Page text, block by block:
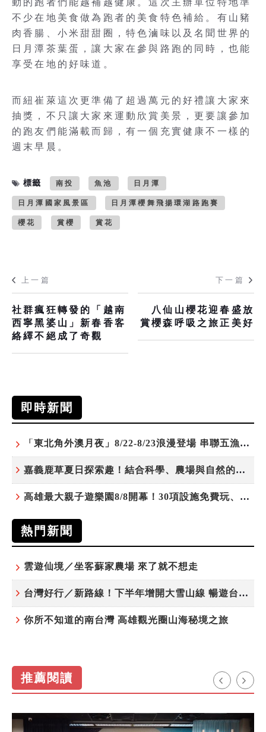
動的跑者們能越補越健康。這次主辦單位特地準
不少在地美食做為跑者的美食特色補給。有山豬
肉香腸、小米甜甜圈，特色滷味以及名聞世界的
日月潭茶葉蛋，讓大家在參與路跑的同時，也能
享受在地的好味道。
而紐崔萊這次更準備了超過萬元的好禮讓大家來
抽獎，不只讓大家來運動欣賞美景，更要讓參加
的跑友們能滿載而歸，有一個充實健康不一樣的
週末早晨。
標籤 南投 魚池 日月潭
日月潭國家風景區 日月潭櫻舞飛揚環湖路跑賽
櫻花 賞櫻 賞花
上一篇
社群瘋狂轉發的「越南
西寧黑婆山」新春香客
絡繹不絕成了奇觀
下一篇
八仙山櫻花迎春盛放
賞櫻森呼吸之旅正美好
即時新聞
「東北角外澳月夜」8/22-8/23浪漫登場 串聯五漁村、音樂、市集、火舞與慢旅共度夏夜
嘉義鹿草夏日探索趣！結合科學、農場與自然的親子小旅行
高雄最大親子遊樂園8/8開幕！30項設施免費玩、YOYO家族嗨翻暑假
熱門新聞
雲遊仙境／坐客蘇家農場 來了就不想走
台灣好行／新路線！下半年增開大雪山線 暢遊台中更便利
你所不知道的南台灣 高雄觀光圈山海秘境之旅
推薦閱讀